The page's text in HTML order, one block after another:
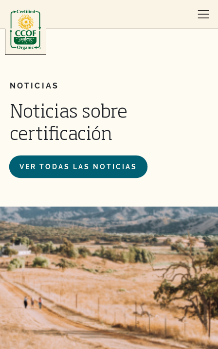
NOTICIAS
Noticias sobre
certificación
VER TODAS LAS NOTICIAS